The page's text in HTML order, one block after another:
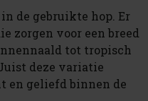
de gebruikte hop. Er
zorgen voor een breed
tot tropisch
deze variatie
en geliefd binnen de